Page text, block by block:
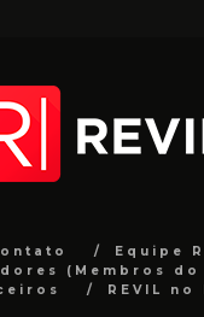
Equipe
(Membros do
REVIL